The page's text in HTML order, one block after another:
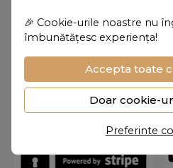
🎉 Cookie-urile noastre nu
îmbunătățesc experiența!
Accepta toate
Doar cookie-
Preferinte